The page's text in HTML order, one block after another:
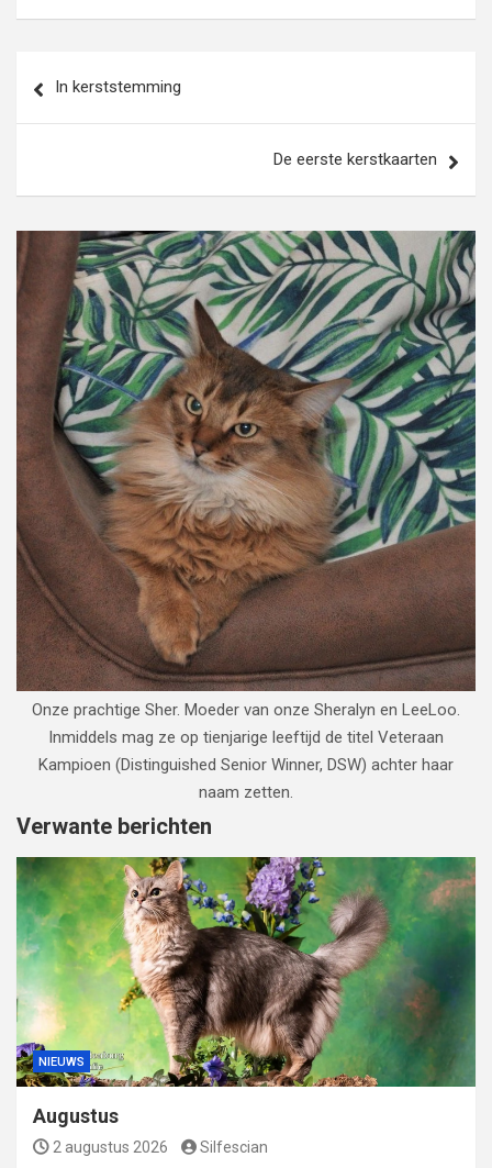
navigatie
In kerststemming
De eerste kerstkaarten
Onze prachtige Sher. Moeder van onze Sheralyn en LeeLoo.
Inmiddels mag ze op tienjarige leeftijd de titel Veteraan
Kampioen (Distinguished Senior Winner, DSW) achter haar
naam zetten.
Verwante berichten
NIEUWS
Augustus
2 augustus 2026 Silfescian